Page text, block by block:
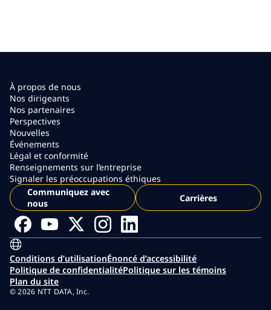
À propos de nous
Nos dirigeants
Nos partenaires
Perspectives
Nouvelles
Événements
Légal et conformité
Renseignements sur l’entreprise
Signaler les préoccupations éthiques
Communiquez avec
nous
Carrières
Conditions d’utilisationÉnoncé d’accessibilité
Politique de confidentialitéPolitique sur les témoins
Plan du site
© 2026 NTT DATA, Inc.